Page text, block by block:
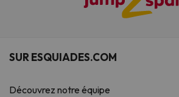
SUR ESQUIADES.COM
Découvrez notre équipe